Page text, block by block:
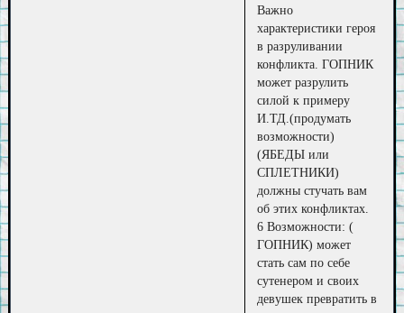
Важно
характеристики героя
в разруливании
конфликта. ГОПНИК
может разрулить
силой к примеру
И.ТД.(продумать
возможности)
(ЯБЕДЫ или
СПЛЕТНИКИ)
должны стучать вам
об этих конфликтах.
6 Возможности: (
ГОПНИК) может
стать сам по себе
сутенером и своих
девушек превратить в